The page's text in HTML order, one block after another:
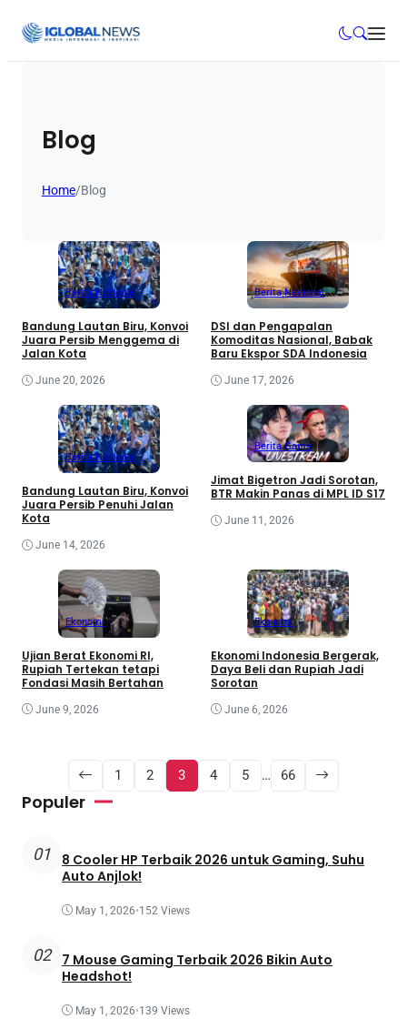
Blog
Home/Blog
Berita Nasional
Bandung Lautan Biru, Konvoi
Juara Persib Menggema di
Jalan Kota
June 20, 2026
Berita Nasional
DSI dan Pengapalan
Komoditas Nasional, Babak
Baru Ekspor SDA Indonesia
June 17, 2026
Berita Nasional
Bandung Lautan Biru, Konvoi
Juara Persib Penuhi Jalan
Kota
June 14, 2026
Berita Game
Jimat Bigetron Jadi Sorotan,
BTR Makin Panas di MPL ID S17
June 11, 2026
Ekonomi
Ujian Berat Ekonomi RI,
Rupiah Tertekan tetapi
Fondasi Masih Bertahan
June 9, 2026
Ekonomi
Ekonomi Indonesia Bergerak,
Daya Beli dan Rupiah Jadi
Sorotan
June 6, 2026
1 2 3 4 5 … 66
Populer
01
8 Cooler HP Terbaik 2026 untuk Gaming, Suhu
Auto Anjlok!
May 1, 2026•152 Views
02
7 Mouse Gaming Terbaik 2026 Bikin Auto
Headshot!
May 1, 2026•139 Views